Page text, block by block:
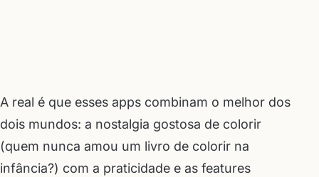
A real é que esses apps combinam o melhor dos
dois mundos: a nostalgia gostosa de colorir
(quem nunca amou um livro de colorir na
infância?) com a praticidade e as features